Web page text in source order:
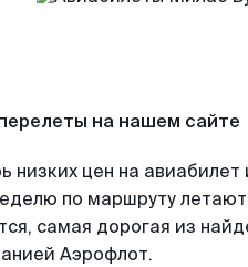
на нашем сайте
низких цен на
по маршруту
самая дорогая из
Аэрофлот.